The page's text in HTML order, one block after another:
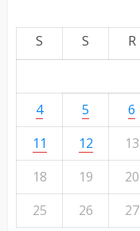
S S R
4
5 6
11
12 13
18
19 20
25
26 27